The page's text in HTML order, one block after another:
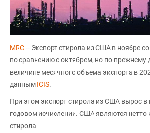
MRC-- Экспорт стирола из США в ноябре
по сравнению с октябрем, но по-прежнему
величине месячного объема экспорта в
данным ICIS.
При этом экспорт стирола из США вырос в
годовом исчислении. США являются
стирола.